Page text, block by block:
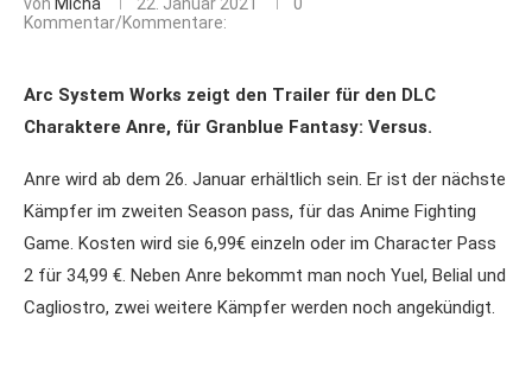
Kommentar/Kommentare:
Arc System Works zeigt den Trailer für den DLC
Charaktere Anre, für Granblue Fantasy: Versus.
Anre wird ab dem 26. Januar erhältlich sein. Er ist der nächste
Kämpfer im zweiten Season pass, für das Anime Fighting
Game. Kosten wird sie 6,99€ einzeln oder im Character Pass
2 für 34,99 €. Neben Anre bekommt man noch Yuel, Belial und
Cagliostro, zwei weitere Kämpfer werden noch angekündigt.